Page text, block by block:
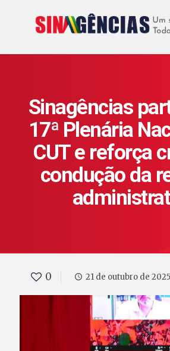
Sinagências
17ª Plenária
CUT e reforça
condução da
0 21 de outubro de 2025